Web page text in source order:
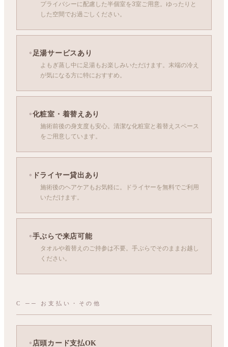
プライバシーに配慮した半個室を3室ご用意。ゆったりと
した空間でお過ごしください。
足湯サービスあり
よもぎ蒸し中に足湯もお楽しみいただけます。末端の冷え
が気になる方に特におすすめ。
化粧室・着替えあり
施術前後の身支度も安心。清潔な化粧室と着替えスペース
をご用意しています。
ドライヤー貸出あり
施術後のヘアケアもお気軽に。ドライヤーを無料でご利用
いただけます。
手ぶらで来店可能
タオルや着替えのご持参は不要。手ぶらでそのままお越し
ください。
C ── お支払い・その他
店頭カード支払OK